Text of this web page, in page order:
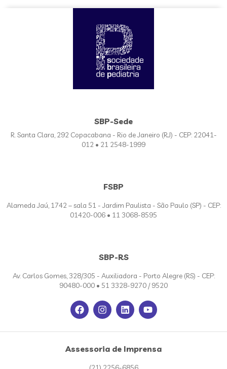
SBP-Sede
R. Santa Clara, 292 Copacabana - Rio de Janeiro (RJ) - CEP: 22041-
012 • 21 2548-1999
FSBP
Alameda Jaú, 1742 – sala 51 - Jardim Paulista - São Paulo (SP) - CEP:
01420-006 • 11 3068-8595
SBP-RS
Av. Carlos Gomes, 328/305 - Auxiliadora - Porto Alegre (RS) - CEP:
90480-000 • 51 3328-9270 / 9520
Assessoria de Imprensa